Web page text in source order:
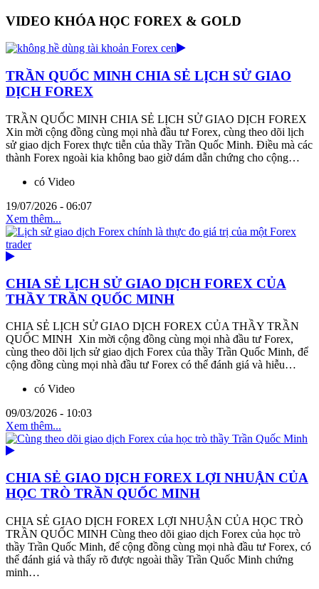
VIDEO KHÓA HỌC FOREX & GOLD
TRẦN QUỐC MINH CHIA SẺ LỊCH SỬ GIAO
DỊCH FOREX
TRẦN QUỐC MINH CHIA SẺ LỊCH SỬ GIAO DỊCH FOREX
Xin mời cộng đồng cùng mọi nhà đầu tư Forex, cùng theo dõi lịch
sử giao dịch Forex thực tiễn của thầy Trần Quốc Minh. Điều mà các
thành Forex ngoài kia không bao giờ dám dẫn chứng cho cộng…
có Video
19/07/2026 - 06:07
Xem thêm...
CHIA SẺ LỊCH SỬ GIAO DỊCH FOREX CỦA
THẦY TRẦN QUỐC MINH
CHIA SẺ LỊCH SỬ GIAO DỊCH FOREX CỦA THẦY TRẦN
QUỐC MINH Xin mời cộng đồng cùng mọi nhà đầu tư Forex,
cùng theo dõi lịch sử giao dịch Forex của thầy Trần Quốc Minh, để
cộng đồng cùng mọi nhà đầu tư Forex có thể đánh giá và hiễu…
có Video
09/03/2026 - 10:03
Xem thêm...
CHIA SẺ GIAO DỊCH FOREX LỢI NHUẬN CỦA
HỌC TRÒ TRẦN QUỐC MINH
CHIA SẺ GIAO DỊCH FOREX LỢI NHUẬN CỦA HỌC TRÒ
TRẦN QUỐC MINH Cùng theo dõi giao dịch Forex của học trò
thầy Trần Quốc Minh, để cộng đồng cùng mọi nhà đầu tư Forex, có
thể đánh giá và thấy rõ được ngoài thầy Trần Quốc Minh chứng
minh…